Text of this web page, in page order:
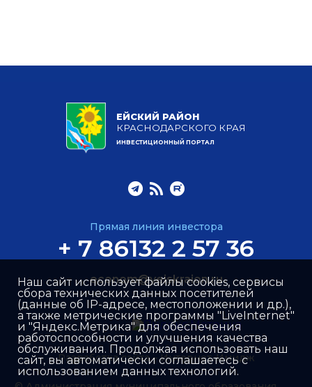
ЕЙСКИЙ РАЙОН
КРАСНОДАРСКОГО КРАЯ
ИНВЕСТИЦИОННЫЙ ПОРТАЛ
Прямая линия инвестора
+ 7 86132 2 57 36
econom@yeiskraion.ru
Разработка сайта –Интернет-Имидж
Наш сайт использует файлы cookies, сервисы
сбора технических данных посетителей
(данные об IP-адресе, местоположении и др.),
а также метрические программы "LiveInternet"
и "Яндекс.Метрика" для обеспечения
работоспособности и улучшения качества
обслуживания. Продолжая использовать наш
сайт, вы автоматически соглашаетесь с
использованием данных технологий.